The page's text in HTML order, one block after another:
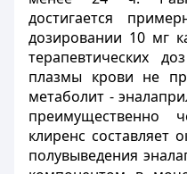
достигается
дозировании 10 мг
терапевтических
плазмы крови не
метаболит -
преимущественно
клиренс
полувыведения